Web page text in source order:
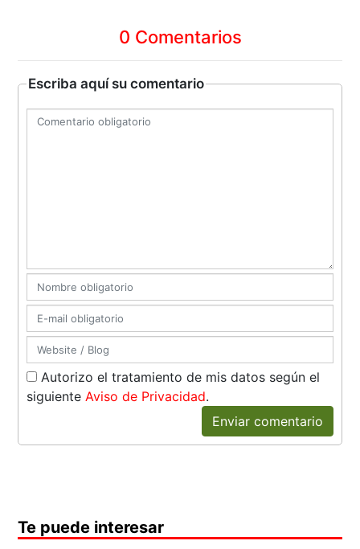
0 Comentarios
Escriba aquí su comentario
Autorizo el tratamiento de mis datos según el
siguienteAviso de Privacidad.
Enviar comentario
Te puede interesar